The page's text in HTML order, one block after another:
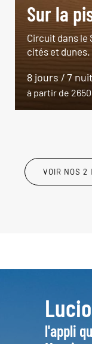
Sur la
Circuit dans le
cités et dunes.
8 jours / 7
à partir de
VOIR NOS 2
l'appli